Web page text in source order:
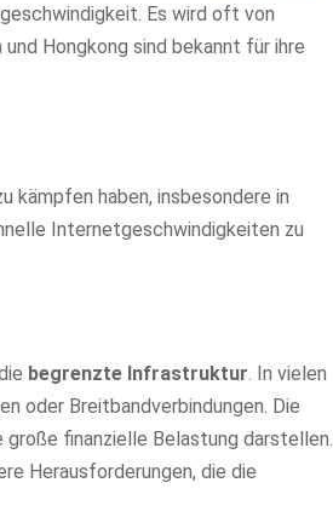
Es wird oft von
Hongkong sind bekannt für ihre
kämpfen haben, insbesondere in
Internetgeschwindigkeiten zu
begrenzte Infrastruktur . In vielen
oder Breitbandverbindungen. Die
finanzielle Belastung darstellen.
Herausforderungen, die die